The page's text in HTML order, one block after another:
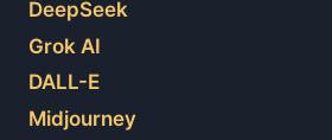
DeepSeek
Grok AI
DALL-E
Midjourney